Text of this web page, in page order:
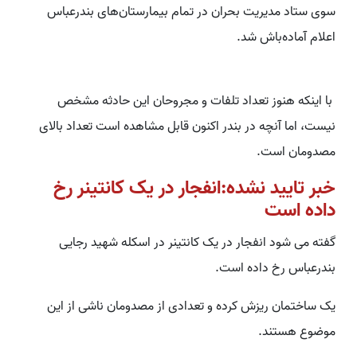
سوی ستاد مدیریت بحران در تمام بیمار‌ستان‌های بندرعباس
اعلام آماده‌باش شد.
با اینکه هنوز تعداد تلفات و مجروحان این حادثه مشخص
نیست، اما آنچه در بندر اکنون قابل مشاهده است تعداد بالای
مصدومان است.
خبر تایید نشده:انفجار در یک کانتینر رخ
داده است
گفته می شود انفجار در یک کانتینر در اسکله شهید رجایی
بندرعباس رخ داده است.
یک ساختمان ریزش کرده و تعدادی از مصدومان ناشی از این
موضوع هستند.